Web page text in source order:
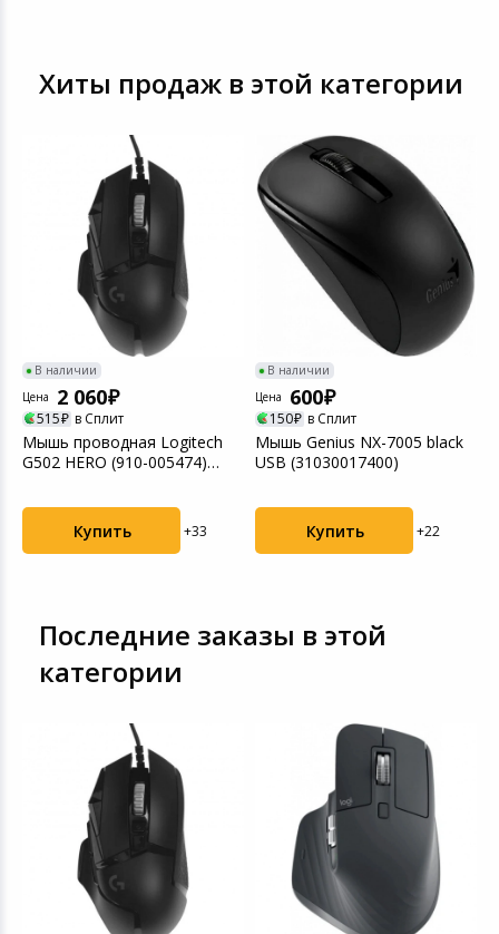
Хиты продаж в этой категории
В наличии
Цена
2 060
515 в Сплит
Мышь проводная Logitech
G502 HERO (910-005474)
Купить +33
В наличии
Цена
600
150 в Сплит
Мышь Genius NX-7005 black
USB (31030017400)
Купить +22
Последние заказы в этой
категории